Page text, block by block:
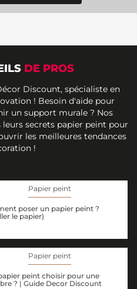
DE PROS
Discount, spécialiste en
! Besoin d'aide pour
un support murale ? Nos
secrets papier peint pour
les meilleures tendances
!
Papier peint
poser un papier peint ?
le papier)
Papier peint
peint choisir pour une
? | Guide Decor Discount